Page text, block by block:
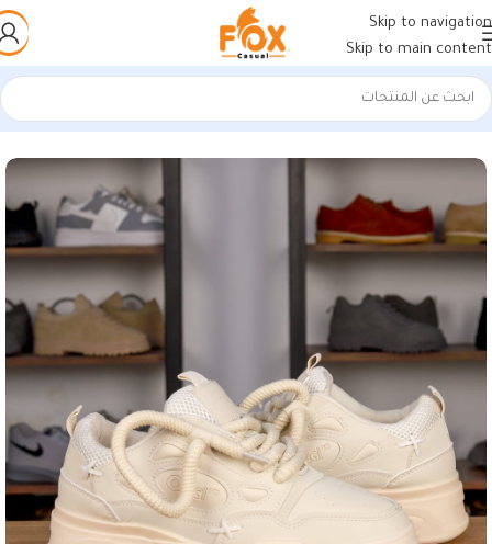
Skip to navigation
Skip to main content
الرئيسية/أحذية رجالي/كوتشي رجالي